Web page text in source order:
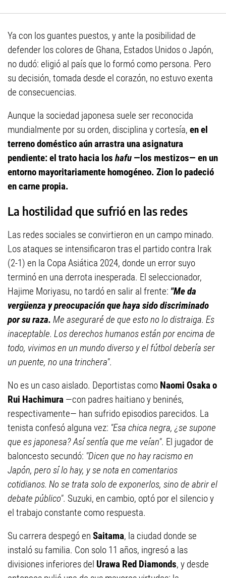
Ya con los guantes puestos, y ante la posibilidad de
defender los colores de Ghana, Estados Unidos o Japón,
no dudó: eligió al país que lo formó como persona. Pero
su decisión, tomada desde el corazón, no estuvo exenta
de consecuencias.
Aunque la sociedad japonesa suele ser reconocida
mundialmente por su orden, disciplina y cortesía, en el
terreno doméstico aún arrastra una asignatura
pendiente: el trato hacia los hafu —los mestizos— en un
entorno mayoritariamente homogéneo. Zion lo padeció
en carne propia.
La hostilidad que sufrió en las redes
Las redes sociales se convirtieron en un campo minado.
Los ataques se intensificaron tras el partido contra Irak
(2-1) en la Copa Asiática 2024, donde un error suyo
terminó en una derrota inesperada. El seleccionador,
Hajime Moriyasu, no tardó en salir al frente: "Me da
vergüenza y preocupación que haya sido discriminado
por su raza. Me aseguraré de que esto no lo distraiga. Es
inaceptable. Los derechos humanos están por encima de
todo, vivimos en un mundo diverso y el fútbol debería ser
un puente, no una trinchera".
No es un caso aislado. Deportistas como Naomi Osaka o
Rui Hachimura —con padres haitiano y beninés,
respectivamente— han sufrido episodios parecidos. La
tenista confesó alguna vez: "Esa chica negra, ¿se supone
que es japonesa? Así sentía que me veían". El jugador de
baloncesto secundó: "Dicen que no hay racismo en
Japón, pero sí lo hay, y se nota en comentarios
cotidianos. No se trata solo de exponerlos, sino de abrir el
debate público". Suzuki, en cambio, optó por el silencio y
el trabajo constante como respuesta.
Su carrera despegó en Saitama, la ciudad donde se
instaló su familia. Con solo 11 años, ingresó a las
divisiones inferiores del Urawa Red Diamonds, y desde